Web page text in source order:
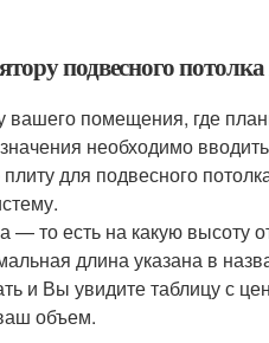
подвесного
помещения, где
необходимо
для подвесного
— то есть на какую высоту
длина указана в
и Вы увидите таблицу с
объем.